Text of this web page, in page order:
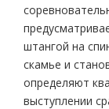
штангой на
скамье и
определяют
выступлении